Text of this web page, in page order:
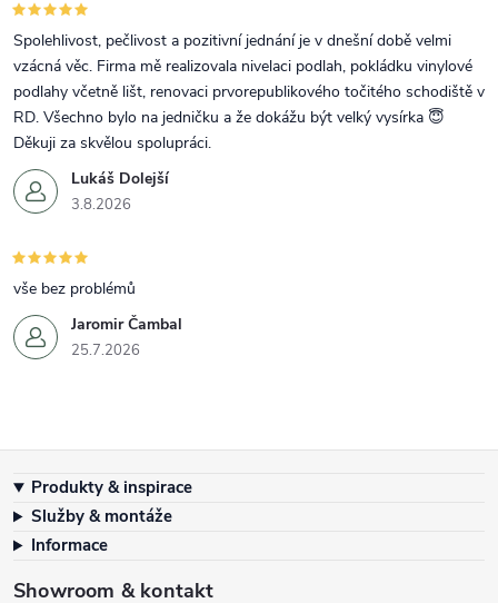
Lukáš Dolejší
3.8.2026
Spolehlivost, pečlivost a pozitivní jednání je v dnešní době velmi
vzácná věc. Firma mě realizovala nivelaci podlah, pokládku vinylové
podlahy včetně lišt, renovaci prvorepublikového točitého schodiště v
RD. Všechno bylo na jedničku a že dokážu být velký vysírka 😇
Děkuji za skvělou spolupráci.
Jaromir Čambal
25.7.2026
vše bez problémů
Produkty & inspirace
Služby & montáže
Informace
Showroom & kontakt